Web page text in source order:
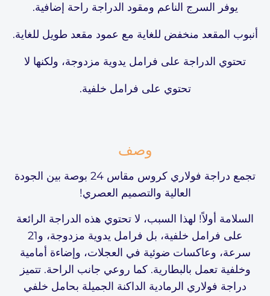
يوفر السرج الناعم ومقود الدراجة راحة إضافية.
أنبوب المقعد منخفض للغاية مع عمود مقعد طويل للغاية.
تحتوي الدراجة على فرامل يدوية مزدوجة، ولكنها لا
تحتوي على فرامل خلفية.
وصف
تجمع دراجة فولاري كروس مقاس 24 بوصة بين الجودة
العالية والتصميم العصري!
السلامة أولاً! لهذا السبب، لا تحتوي هذه الدراجة الرائعة
على فرامل خلفية، بل فرامل يدوية مزدوجة، و21
سرعة، وعاكسات ضوئية في العجلات، وإضاءة أمامية
وخلفية تعمل بالبطارية. كما روعي جانب الراحة. تتميز
دراجة فولاري الرمادية الداكنة الجميلة بحامل خلفي